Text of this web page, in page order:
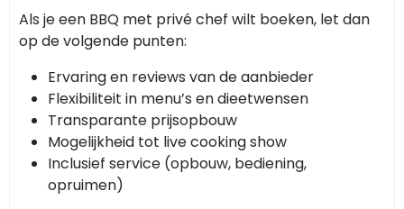
Als je een BBQ met privé chef wilt boeken, let dan
op de volgende punten:
Ervaring en reviews van de aanbieder
Flexibiliteit in menu’s en dieetwensen
Transparante prijsopbouw
Mogelijkheid tot live cooking show
Inclusief service (opbouw, bediening,
opruimen)